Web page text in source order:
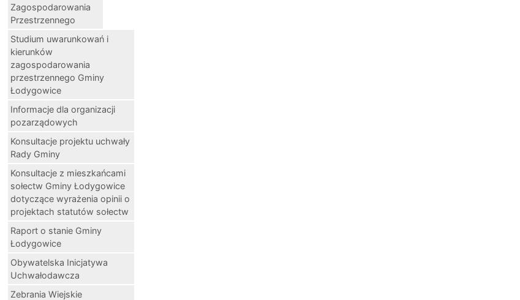
Zagospodarowania
Przestrzennego
Studium uwarunkowań i
kierunków
zagospodarowania
przestrzennego Gminy
Łodygowice
Informacje dla organizacji
pozarządowych
Konsultacje projektu uchwały
Rady Gminy
Konsultacje z mieszkańcami
sołectw Gminy Łodygowice
dotyczące wyrażenia opinii o
projektach statutów sołectw
Raport o stanie Gminy
Łodygowice
Obywatelska Inicjatywa
Uchwałodawcza
Zebrania Wiejskie